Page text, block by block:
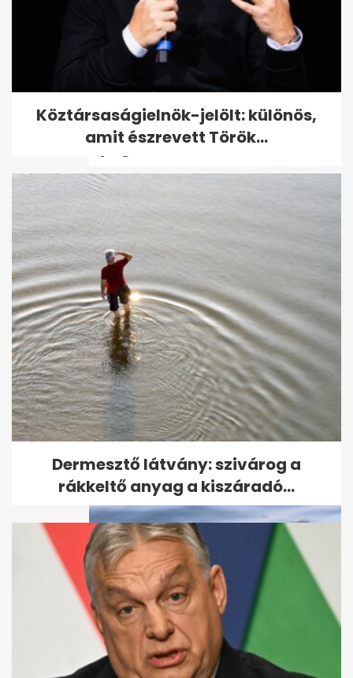
Ezek a kütyük mindig velem
vannak repüléskor, hogy
nyugodtabb...
Tartós használt autó pár
százezerért: 20 év felett is jól...
Köztársaságielnök-jelölt: különös,
amit észrevett Török...
Dermesztő látvány: szivárog a
rákkeltő anyag a kiszáradó...